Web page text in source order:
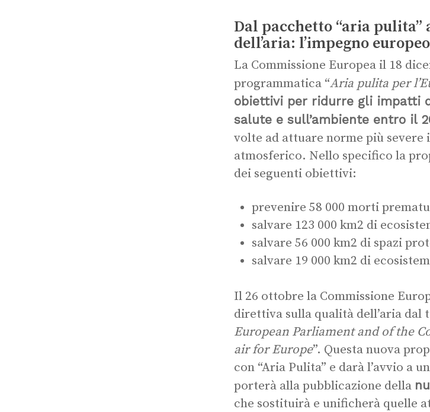
Dal pacchetto “aria
dell’aria: l’impegno
La Commissione Europea il 18
programmatica “Aria pulita per
obiettivi per ridurre gli impatti
salute e sull’ambiente entro il
volte ad attuare norme più
atmosferico. Nello specifico la
dei seguenti obiettivi:
prevenire 58 000 morti
salvare 123 000 km2 di
salvare 56 000 km2 di spazi
salvare 19 000 km2 di
Il 26 ottobre la Commissione
direttiva sulla qualità dell’aria dal
European Parliament and of the
air for Europe”. Questa nuova
con “Aria Pulita” e darà l’avvio a
porterà alla pubblicazione della
che sostituirà e unificherà quelle